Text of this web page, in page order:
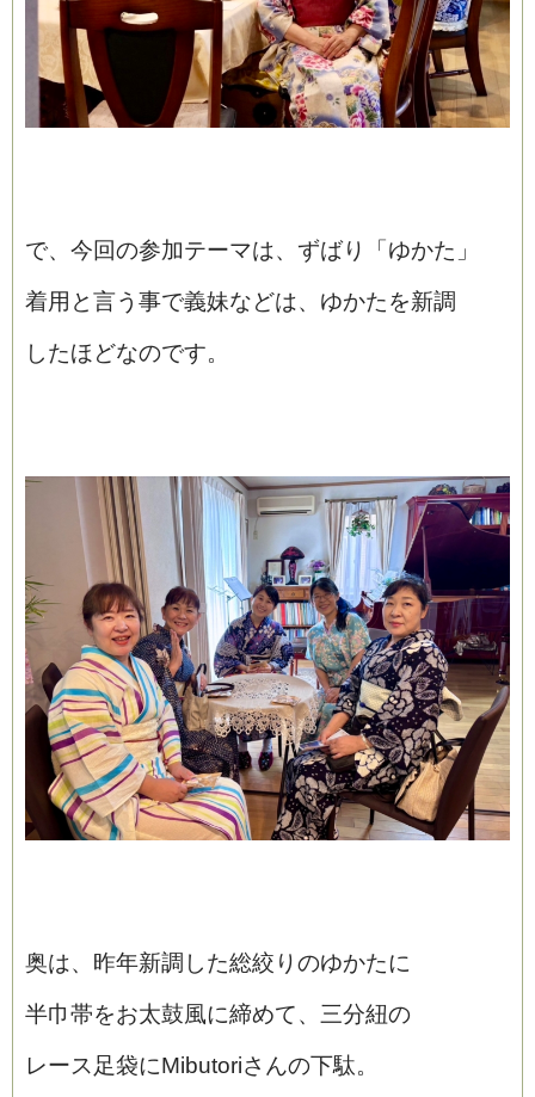
で、今回の参加テーマは、ずばり「ゆかた」
着用と言う事で義妹などは、ゆかたを新調
したほどなのです。
奥は、昨年新調した総絞りのゆかたに
半巾帯をお太鼓風に締めて、三分紐の
レース足袋にMibutoriさんの下駄。